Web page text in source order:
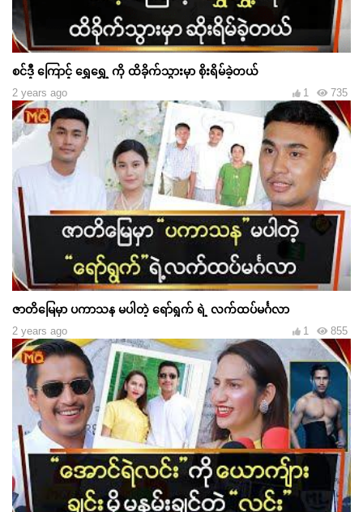
စင်ဒီ့ ကြောင့် ရွှေရွှေ့ ကို ထိခိုက်သွားမှာ စိုးရိမ်ခဲ့တယ်
2 years ago 735
1
ဇာတိမြေမှာ ပကာသန မပါတဲ့ ရော်ရွက် ရဲ့ လက်ထပ်မင်္ဂလာ
2 years ago 855
1